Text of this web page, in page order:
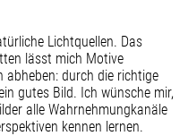
Lichtquellen. Das
lässt mich Motive
abheben: durch die richtige
gutes Bild. Ich wünsche mir,
alle Wahrnehmungkanäle
kennen lernen.